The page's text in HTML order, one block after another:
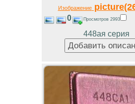
Изображение
0 Просмотров 2993
448ая серия